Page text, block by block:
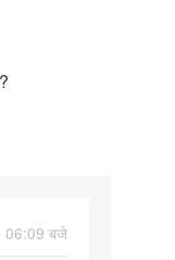
06:09 बजे